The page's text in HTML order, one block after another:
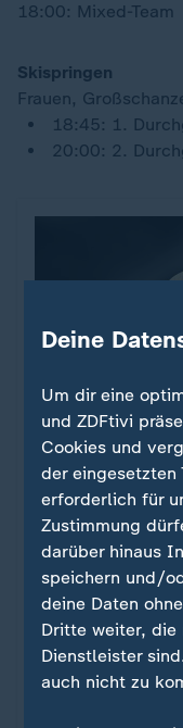
18:00: Mixed-Team
Skispringen
Frauen,
18:45: 1.
20:00: 2.
Olympische
Nolte: "Die
nehme ich
Bob-
Cortina viel vor.
Monobob jedoch
Die Olympia-
Interview
Deine
Um dir eine
und ZDFtivi
Cookies und
der eingesetzten
erforderlich für
Zustimmung
darüber hinaus
speichern und/
deine Daten
Dritte weiter, die
Dienstleister
auch nicht zu